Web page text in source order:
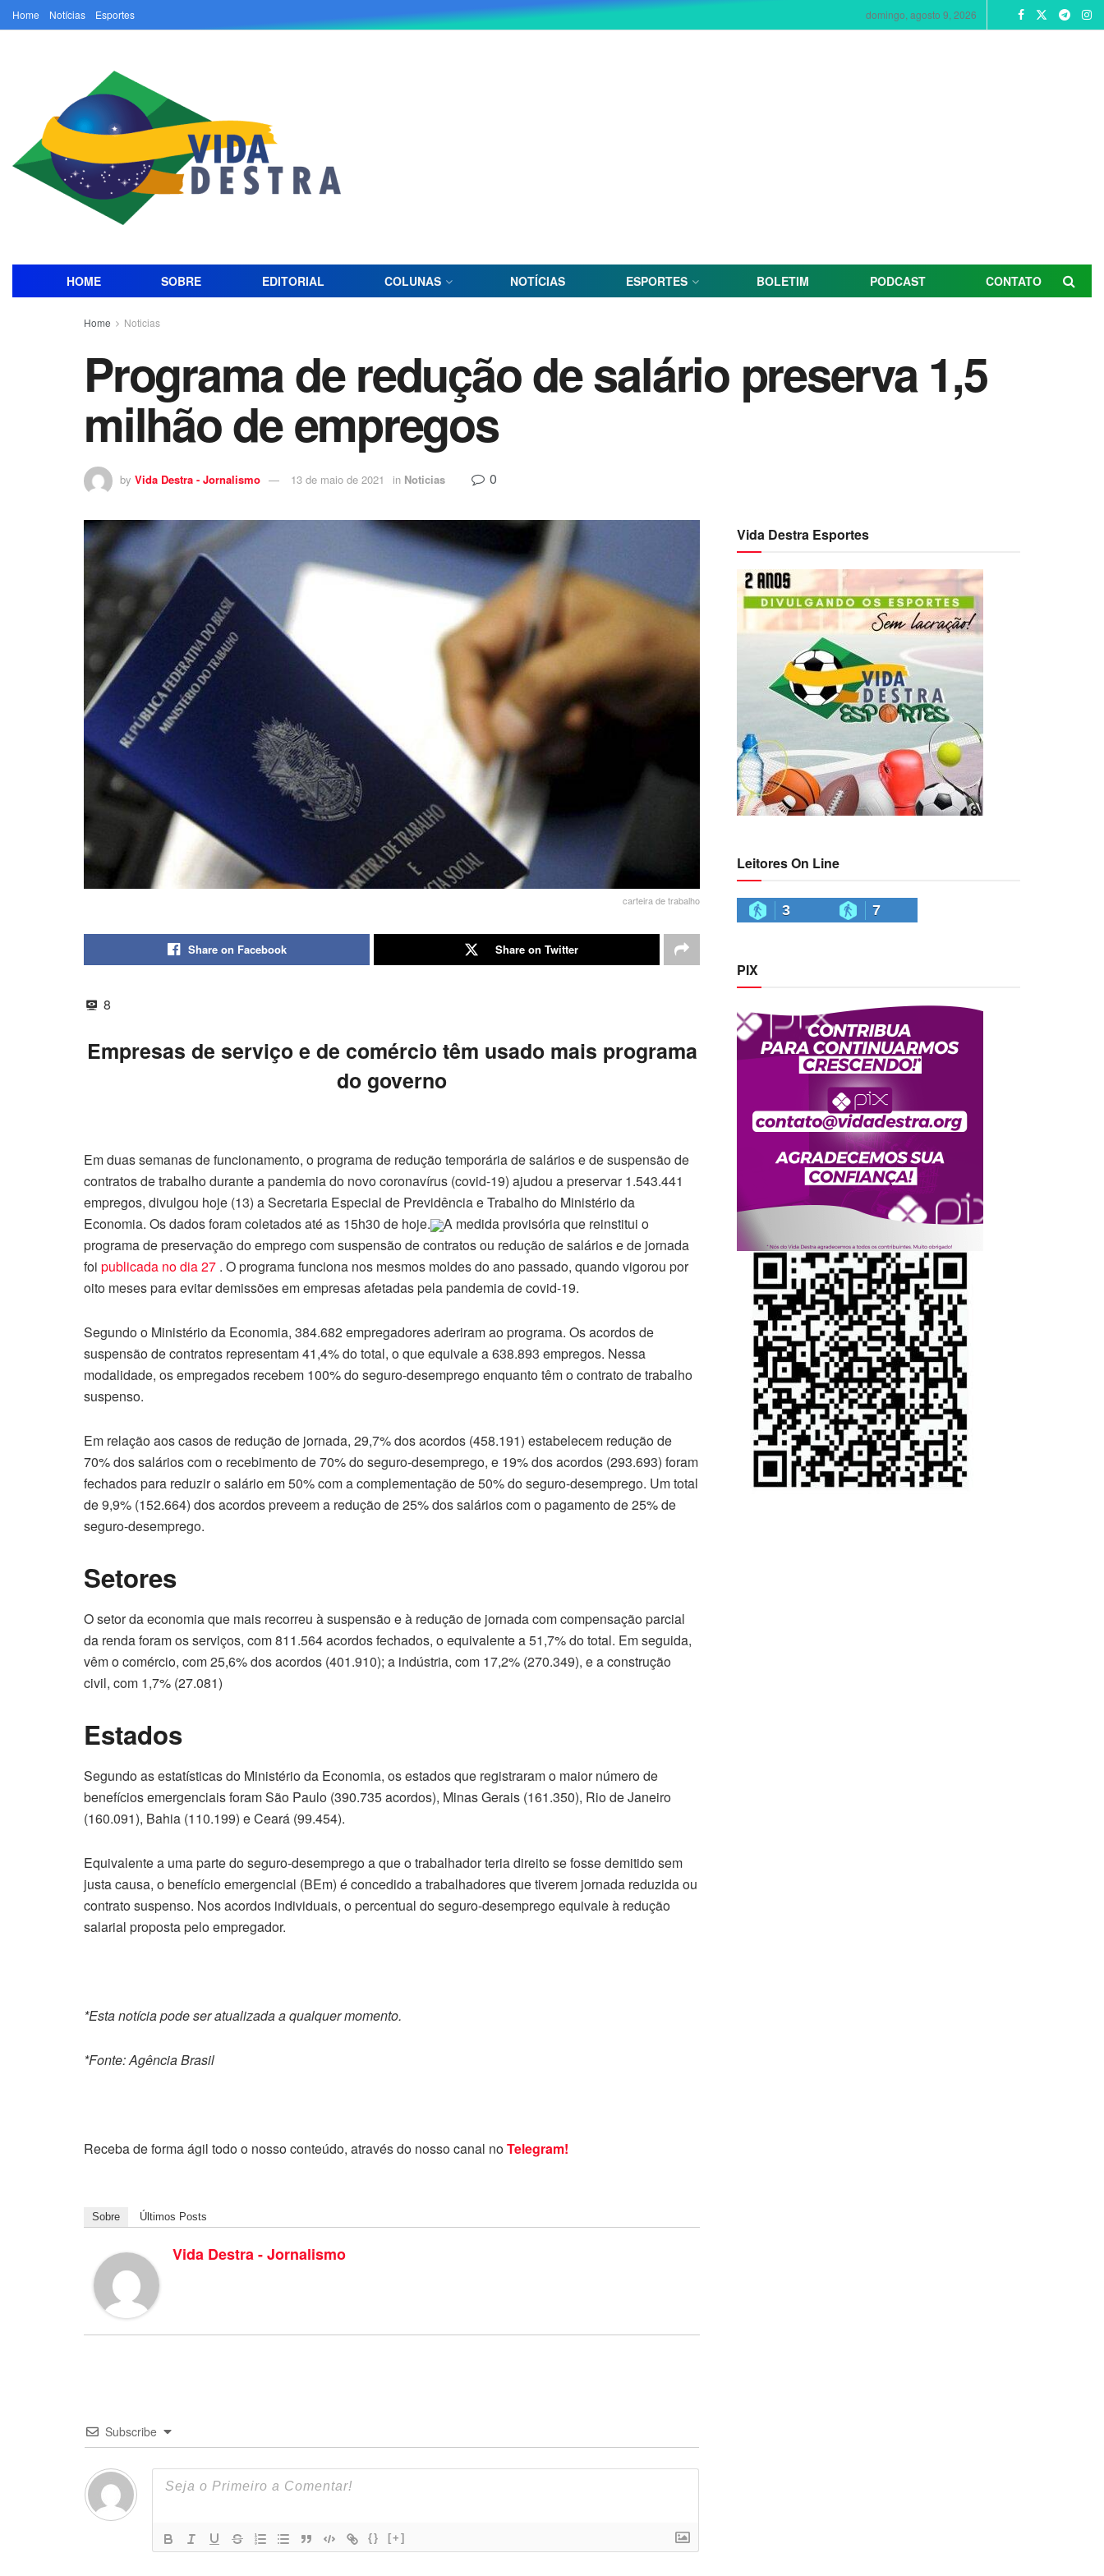
Home Notícias Esportes domingo, agosto 9, 2026
HOME SOBRE EDITORIAL COLUNAS NOTÍCIAS ESPORTES BOLETIM PODCAST CONTATO
Home Noticias
Programa de redução de salário preserva 1,5
milhão de empregos
by Vida Destra - Jornalismo 13 de maio de 2021 in Noticias 0
carteira de trabalho
Share on Facebook Share on Twitter
8
Empresas de serviço e de comércio têm usado mais programa
do governo
Em duas semanas de funcionamento, o programa de redução temporária de salários e de suspensão de
contratos de trabalho durante a pandemia do novo coronavírus (covid-19) ajudou a preservar 1.543.441
empregos, divulgou hoje (13) a Secretaria Especial de Previdência e Trabalho do Ministério da
Economia. Os dados foram coletados até as 15h30 de hoje.
A medida provisória que reinstitui o
programa de preservação do emprego com suspensão de contratos ou redução de salários e de jornada
foi publicada no dia 27 . O programa funciona nos mesmos moldes do ano passado, quando vigorou por
oito meses para evitar demissões em empresas afetadas pela pandemia de covid-19.
Segundo o Ministério da Economia, 384.682 empregadores aderiram ao programa. Os acordos de
suspensão de contratos representam 41,4% do total, o que equivale a 638.893 empregos. Nessa
modalidade, os empregados recebem 100% do seguro-desemprego enquanto têm o contrato de trabalho
suspenso.
Em relação aos casos de redução de jornada, 29,7% dos acordos (458.191) estabelecem redução de
70% dos salários com o recebimento de 70% do seguro-desemprego, e 19% dos acordos (293.693) foram
fechados para reduzir o salário em 50% com a complementação de 50% do seguro-desemprego. Um total
de 9,9% (152.664) dos acordos preveem a redução de 25% dos salários com o pagamento de 25% de
seguro-desemprego.
Setores
O setor da economia que mais recorreu à suspensão e à redução de jornada com compensação parcial
da renda foram os serviços, com 811.564 acordos fechados, o equivalente a 51,7% do total. Em seguida,
vêm o comércio, com 25,6% dos acordos (401.910); a indústria, com 17,2% (270.349), e a construção
civil, com 1,7% (27.081)
Estados
Segundo as estatísticas do Ministério da Economia, os estados que registraram o maior número de
benefícios emergenciais foram São Paulo (390.735 acordos), Minas Gerais (161.350), Rio de Janeiro
(160.091), Bahia (110.199) e Ceará (99.454).
Equivalente a uma parte do seguro-desemprego a que o trabalhador teria direito se fosse demitido sem
justa causa, o benefício emergencial (BEm) é concedido a trabalhadores que tiverem jornada reduzida ou
contrato suspenso. Nos acordos individuais, o percentual do seguro-desemprego equivale à redução
salarial proposta pelo empregador.
*Esta notícia pode ser atualizada a qualquer momento.
*Fonte: Agência Brasil
Receba de forma ágil todo o nosso conteúdo, através do nosso canal noTelegram!
Sobre Últimos Posts
Vida Destra - Jornalismo
Subscribe
{} [+]
Vida Destra Esportes
Leitores On Line
3 7
PIX